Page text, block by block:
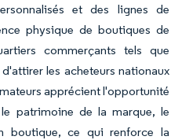
et des lignes de
physique de boutiques de
commerçants tels que
les acheteurs nationaux
apprécient l'opportunité
patrimoine de la marque, le
boutique, ce qui renforce la